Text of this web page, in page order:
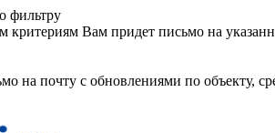
фильтру
Вам придет письмо на
на почту с обновлениями по объекту,